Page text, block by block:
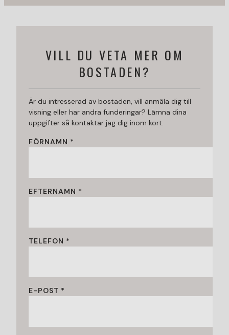
VILL DU VETA MER OM
BOSTADEN?
Är du intresserad av bostaden, vill anmäla dig till
visning eller har andra funderingar? Lämna dina
uppgifter så kontaktar jag dig inom kort.
FÖRNAMN *
EFTERNAMN *
TELEFON *
E-POST *